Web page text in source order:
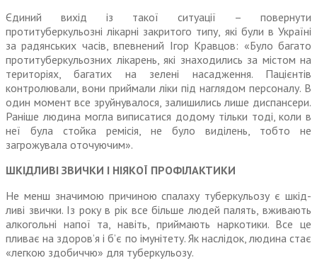
Єдиний вихід із такої ситуації – повернути
протитуберкульозні лікарні закритого типу, які були в Україні
за радянських часів, впевнений Ігор Кравцов: «Було багато
протитуберкульозних лікарень, які знаходились за міс­том на
територіях, багатих на зелені насадження. Пацієнтів
контролювали, вони приймали ліки під наглядом персоналу. В
один момент все зруйнувалося, залишились лише диспансери.
Раніше людина могла виписа­тися додому тільки тоді, коли в
неї була стойка ремісія, не було виділень, тобто не
загрожувала оточуючим».
ШКІДЛИВІ ЗВИЧКИ І НІЯКОЇ ПРОФІЛАКТИКИ
Не менш значимою причиною спалаху туберкульозу є шкід­
ливі звички. Із року в рік все більше людей палять, вживають
алкогольні напої та, навіть, приймають наркотики. Все це
пливає на здоров’я і б’є по імунітету. Як наслідок, людина стає
«легкою здобиччю» для туберкульозу.